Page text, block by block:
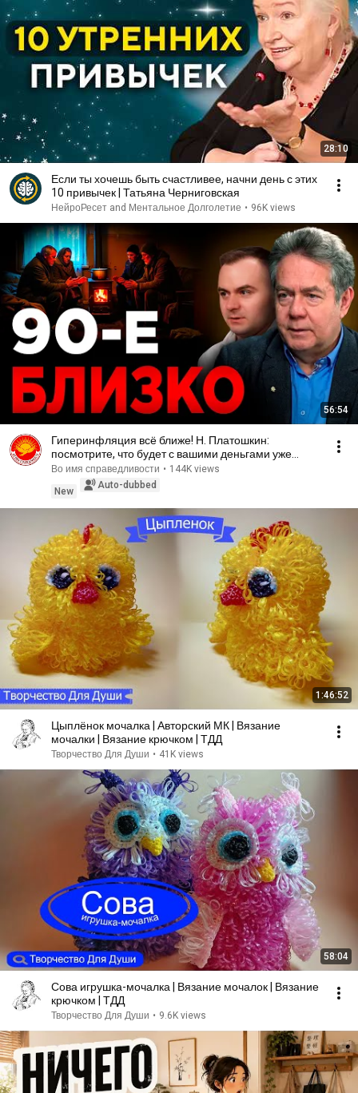
28:10
Если ты хочешь быть счастливее, начни день с этих
10 привычек | Татьяна Черниговская
НейроРесет and Ментальное Долголетие • 96K views
56:54
Гиперинфляция всё ближе! Н. Платошкин:
посмотрите, что будет с вашими деньгами уже
совсем скоро!
Во имя справедливости • 144K views
New
Auto-dubbed
1:46:52
Цыплёнок мочалка | Авторский МК | Вязание
мочалки | Вязание крючком | ТДД
Творчество Для Души • 41K views
58:04
Сова игрушка-мочалка | Вязание мочалок | Вязание
крючком | ТДД
Творчество Для Души • 9.6K views